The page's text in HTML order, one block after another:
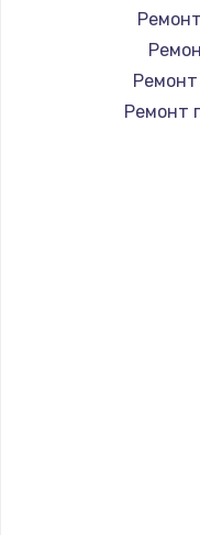
Ремонт
Ремонт
Ремонт